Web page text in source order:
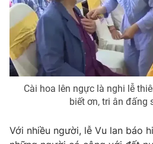
Chuyên mục khác
Emagazine
Photo
VTV Money VTV
Cài hoa lên ngực là nghi lễ
biết ơn, tri ân đấng
Với nhiều người, lễ Vu lan báo